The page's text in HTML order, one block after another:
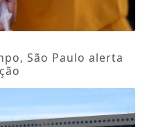
São Paulo alerta